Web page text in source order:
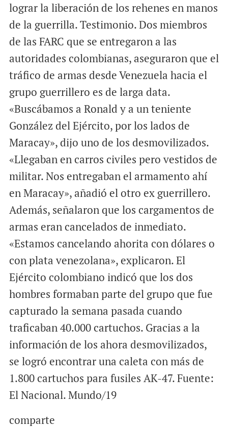
lograr la liberación de los rehenes en manos
de la guerrilla. Testimonio. Dos miembros
de las FARC que se entregaron a las
autoridades colombianas, aseguraron que el
tráfico de armas desde Venezuela hacia el
grupo guerrillero es de larga data.
«Buscábamos a Ronald y a un teniente
González del Ejército, por los lados de
Maracay», dijo uno de los desmovilizados.
«Llegaban en carros civiles pero vestidos de
militar. Nos entregaban el armamento ahí
en Maracay», añadió el otro ex guerrillero.
Además, señalaron que los cargamentos de
armas eran cancelados de inmediato.
«Estamos cancelando ahorita con dólares o
con plata venezolana», explicaron. El
Ejército colombiano indicó que los dos
hombres formaban parte del grupo que fue
capturado la semana pasada cuando
traficaban 40.000 cartuchos. Gracias a la
información de los ahora desmovilizados,
se logró encontrar una caleta con más de
1.800 cartuchos para fusiles AK-47. Fuente:
El Nacional. Mundo/19
comparte